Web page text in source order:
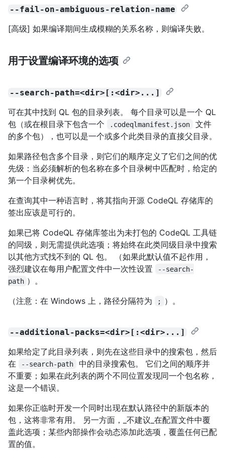
--fail-on-ambiguous-relation-name
[高级] 如果编译期间生成模糊的关系名称，则编译失败。
用于设置编译环境的选项
--search-path=<dir>[:<dir>...]
可在其中找到 QL 包的目录列表。 每个目录可以是一个 QL
包（或在根目录下包含一个
.codeqlmanifest.json
文件
的多个包），也可以是一个或多个此类目录的直接父目录。
如果路径包含多个目录，则它们的顺序定义了它们之间的优
先级：当必须解析的包名称在多个目录树中匹配时，给定的
第一个目录树优先。
在查询其中一种语言时，将其指向开源 CodeQL 存储库的
签出应该是可行的。
如果已将 CodeQL 存储库签出为未打包的 CodeQL 工具链
的同级，则无需提供此选项；将始终在此类同级目录中搜索
以其他方式找不到的 QL 包。 （如果此默认值不起作用，
强烈建议在每用户配置文件中一次性设置
--search-
path ）。
（注意：在 Windows 上，路径分隔符为
; ）。
--additional-packs=<dir>[:<dir>...]
如果给定了此目录列表，则先在这些目录中的搜索包，然后
在
--search-path
中的目录搜索包。 它们之间的顺序并
不重要；如果在此列表的两个不同位置发现同一个包名称，
这是一个错误。
如果你正临时开发一个同时出现在默认路径中的新版本的
包，这将非常有用。 另一方面，_不建议_在配置文件中覆
盖此选项；某些内部操作会动态添加此选项，覆盖任何已配
置的值。